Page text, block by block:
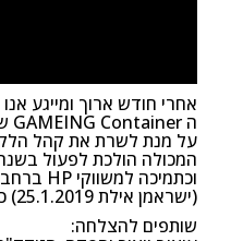
אחרי חודש ארוך ומייגע
ה GAMEING Container שבנינו עבור חברת HP ישראל בעיצוב הייחודי והמקורי בעולם!
על מנת לשרת את קהל
המכולה הולכת לפעול
וכתמיכה למשווקי HP ברחבי הארץ מצפון ועד אילת!
(ישראמן אילת 25.1.2019) כולם מוזמנים!
שותפים להצלחה: